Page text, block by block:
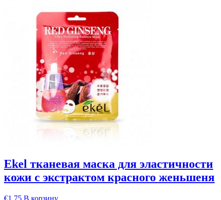
Ekel тканевая маска для эластичности
кожи с экстрактом красного женьшеня
€1.75 В корзину